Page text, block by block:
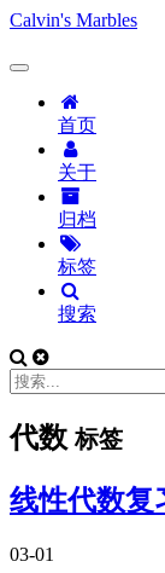
Calvin's Marbles
首页
关于
归档
标签
搜索
代数标签
线性代数
03-01